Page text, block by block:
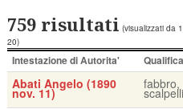
759 risultati (visualizzati da
20)
Intestazione di Autorita' Qualifica
Abati Angelo (1890
nov. 11)
fabbro,